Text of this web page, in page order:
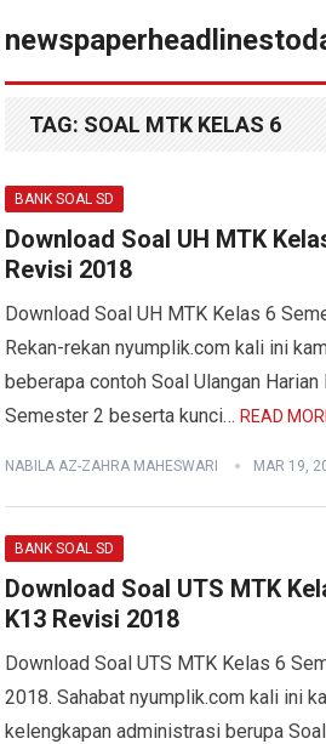
TAG: SOAL MTK KELAS 6
BANK SOAL SD
Download Soal UH MTK
Revisi 2018
Download Soal UH MTK Kelas 6
Rekan-rekan nyumplik.com kali ini
beberapa contoh Soal Ulangan
Semester 2 beserta kunci…READ
NABILA AZ-ZAHRA MAHESWARI MAR 19,
BANK SOAL SD
Download Soal UTS MTK
K13 Revisi 2018
Download Soal UTS MTK Kelas 6
2018. Sahabat nyumplik.com kali ini
kelengkapan administrasi berupa